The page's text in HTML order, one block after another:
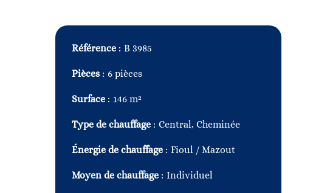
Référence B 3985
Pièces 6 pièces
Surface 146 m²
Type de chauffage Central, Cheminée
Énergie de chauffage Fioul / Mazout
Moyen de chauffage Individuel